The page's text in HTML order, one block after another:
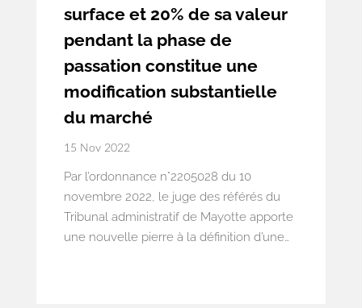
surface et 20% de sa valeur
pendant la phase de
passation constitue une
modification substantielle
du marché
15 Nov 2022
Par l’ordonnance n°2205028 du 10
novembre 2022, le juge des référés du
Tribunal administratif de Mayotte apporte
une nouvelle pierre à la définition d’une